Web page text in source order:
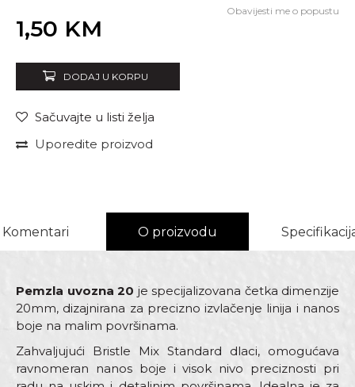
1,50 KM
Obavijesti me o popustu
DODAJ U KORPU
Sačuvajte u listi želja
Uporedite proizvod
Komentari O proizvodu
Pemzla uvozna 20 je specijalizovana četka dimenzije
20mm, dizajnirana za precizno izvlačenje linija i nanos
boje na malim površinama.
Zahvaljujući Bristle Mix Standard dlaci, omogućava
ravnomeran nanos boje i visok nivo preciznosti pri